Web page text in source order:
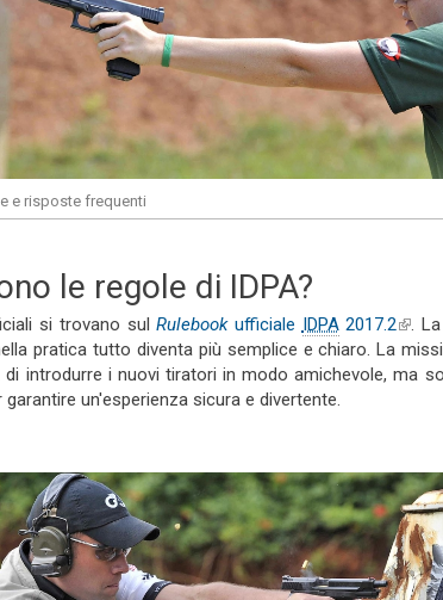
e risposte frequenti
le regole di IDPA?
si trovano sulRulebookufficiale IDPA2017.2(link
.
pratica tutto diventa più semplice e chiaro. La
di introdurre i nuovi tiratori in modo amichevole, ma
un'esperienza sicura e divertente.